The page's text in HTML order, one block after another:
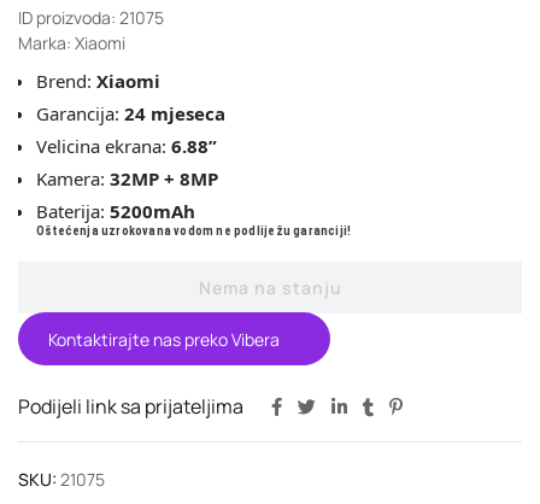
ID proizvoda: 21075
Marka: Xiaomi
Brend: Xiaomi
Garancija: 24 mjeseca
Velicina ekrana: 6.88”
Kamera: 32MP + 8MP
Baterija: 5200mAh
Oštećenja uzrokovana vodom ne podliježu garanciji!
Nema na stanju
Kontaktirajte nas preko Vibera
Podijeli link sa prijateljima
SKU: 21075